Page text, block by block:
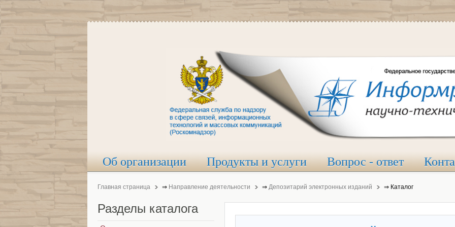
Об организации Продукты и услуги Вопрос - ответ
Главная страница ⇒ Направление деятельности ⇒ Депозитарий электронных изданий ⇒ Каталог
Разделы каталога